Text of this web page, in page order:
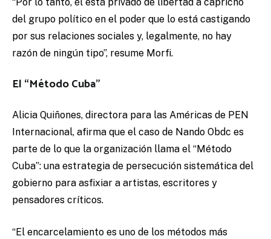
“Por lo tanto, él está privado de libertad a capricho
del grupo político en el poder que lo está castigando
por sus relaciones sociales y, legalmente, no hay
razón de ningún tipo”, resume Morfi.
El “Método Cuba”
Alicia Quiñones, directora para las Américas de PEN
Internacional, afirma que el caso de Nando Obdc es
parte de lo que la organización llama el “Método
Cuba”: una estrategia de persecución sistemática del
gobierno para asfixiar a artistas, escritores y
pensadores críticos.
“El encarcelamiento es uno de los métodos más